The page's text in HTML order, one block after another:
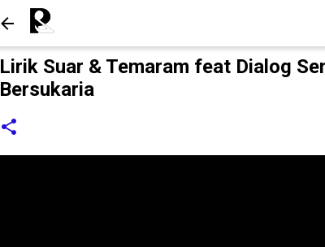
Lirik Suar & Temaram feat Dialog
Bersukaria